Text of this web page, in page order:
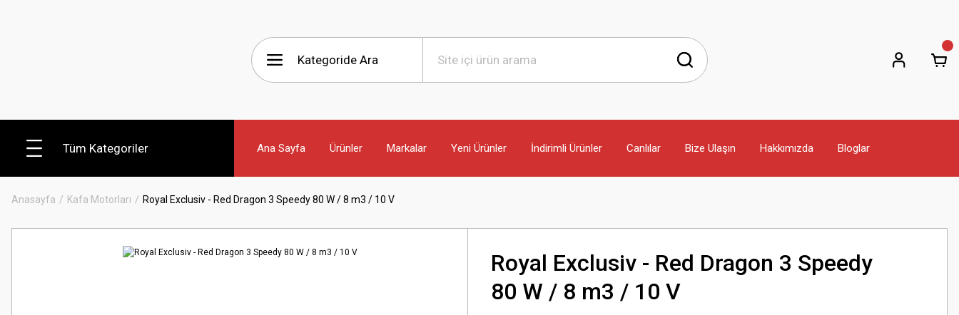
Tüm Kategoriler Ana Sayfa Ürünler Markalar Yeni Ürünler İndirimli Ürünler Canlılar Bize Ulaşın Hakkımızda Bloglar
Anasayfa Kafa Motorları Royal Exclusiv - Red Dragon 3 Speedy 80 W / 8 m3 / 10 V
Royal Exclusiv - Red Dragon 3 Speedy
80 W / 8 m3 / 10 V